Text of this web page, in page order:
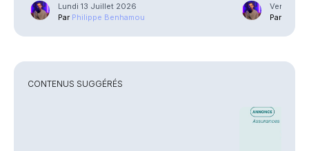
Lundi 13 Juillet 2026
Par Philippe Benhamou
Vendredi
Par
CONTENUS SUGGÉRÉS